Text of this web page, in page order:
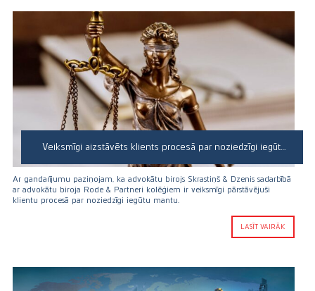
Veiksmīgi aizstāvēts klients procesā par noziedzīgi iegūtu mantu
Ar gandarījumu paziņojam, ka advokātu birojs Skrastiņš & Dzenis sadarbībā
ar advokātu biroja Rode & Partneri kolēģiem ir veiksmīgi pārstāvējuši
klientu procesā par noziedzīgi iegūtu mantu.
LASĪT VAIRĀK